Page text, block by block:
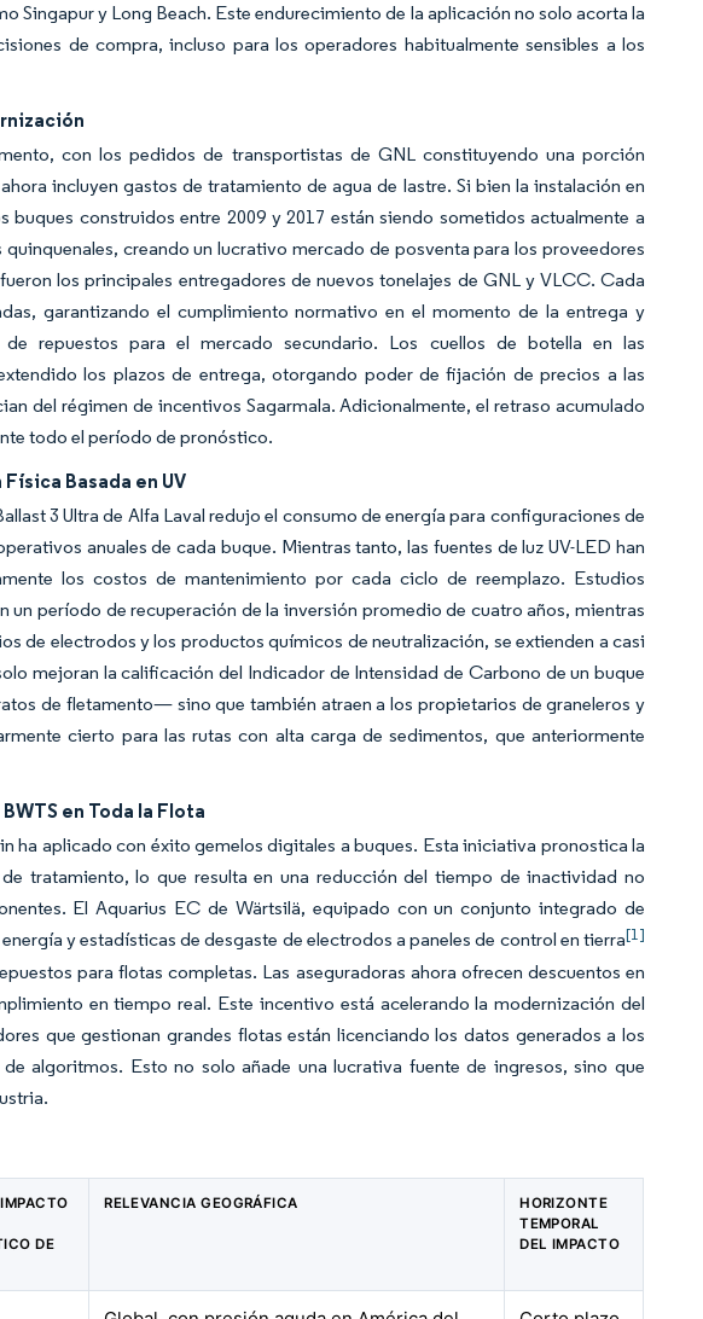
Singapur y Long Beach. Este endurecimiento de la aplicación no solo acorta la
de compra, incluso para los operadores habitualmente sensibles a los
con los pedidos de transportistas de GNL constituyendo una porción
incluyen gastos de tratamiento de agua de lastre. Si bien la instalación en
construidos entre 2009 y 2017 están siendo sometidos actualmente a
creando un lucrativo mercado de posventa para los proveedores
los principales entregadores de nuevos tonelajes de GNL y VLCC. Cada
garantizando el cumplimiento normativo en el momento de la entrega y
repuestos para el mercado secundario. Los cuellos de botella en las
los plazos de entrega, otorgando poder de fijación de precios a las
del régimen de incentivos Sagarmala. Adicionalmente, el retraso acumulado
todo el período de pronóstico.
Basada en UV
3 Ultra de Alfa Laval redujo el consumo de energía para configuraciones de
anuales de cada buque. Mientras tanto, las fuentes de luz UV-LED han
los costos de mantenimiento por cada ciclo de reemplazo. Estudios
período de recuperación de la inversión promedio de cuatro años, mientras
de electrodos y los productos químicos de neutralización, se extienden a casi
mejoran la calificación del Indicador de Intensidad de Carbono de un buque
de fletamento— sino que también atraen a los propietarios de graneleros y
cierto para las rutas con alta carga de sedimentos, que anteriormente
en Toda la Flota
ha aplicado con éxito gemelos digitales a buques. Esta iniciativa pronostica la
tratamiento, lo que resulta en una reducción del tiempo de inactividad no
El Aquarius EC de Wärtsilä, equipado con un conjunto integrado de
y estadísticas de desgaste de electrodos a paneles de control en tierra[1]
para flotas completas. Las aseguradoras ahora ofrecen descuentos en
en tiempo real. Este incentivo está acelerando la modernización del
que gestionan grandes flotas están licenciando los datos generados a los
algoritmos. Esto no solo añade una lucrativa fuente de ingresos, sino que
DE
RELEVANCIA GEOGRÁFICA
HORIZONTE
TEMPORAL
DEL IMPACTO